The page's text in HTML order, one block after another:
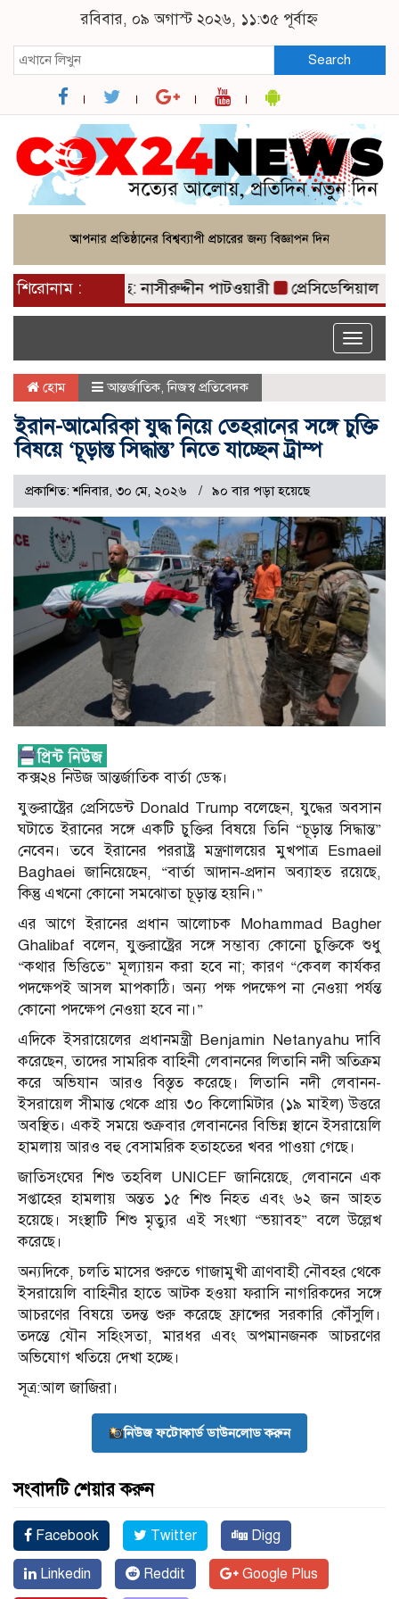
রবিবার, ০৯ অগাস্ট ২০২৬, ১১:৩৫ পূর্বাহ্ন
Search
শিরোনাম :
পাখা গজাইছে: নাসীরুদ্দীন পাটওয়ারী প্রেসিডেন্সিয়াল
Toggle
হোম আন্তর্জাতিক,নিজস্ব প্রতিবেদক
ইরান-আমেরিকা যুদ্ধ নিয়ে তেহরানের সঙ্গে চুক্তি
বিষয়ে ‘চূড়ান্ত সিদ্ধান্ত’ নিতে যাচ্ছেন ট্রাম্প
প্রকাশিত: শনিবার, ৩০ মে, ২০২৬ ৯০ বার পড়া হয়েছে
কক্স২৪ নিউজ আন্তর্জাতিক বার্তা ডেস্ক।
যুক্তরাষ্ট্রের প্রেসিডেন্ট Donald Trump বলেছেন, যুদ্ধের অবসান
ঘটাতে ইরানের সঙ্গে একটি চুক্তির বিষয়ে তিনি “চূড়ান্ত সিদ্ধান্ত”
নেবেন। তবে ইরানের পররাষ্ট্র মন্ত্রণালয়ের মুখপাত্র Esmaeil
Baghaei জানিয়েছেন, “বার্তা আদান-প্রদান অব্যাহত রয়েছে,
কিন্তু এখনো কোনো সমঝোতা চূড়ান্ত হয়নি।”
এর আগে ইরানের প্রধান আলোচক Mohammad Bagher
Ghalibaf বলেন, যুক্তরাষ্ট্রের সঙ্গে সম্ভাব্য কোনো চুক্তিকে শুধু
“কথার ভিত্তিতে” মূল্যায়ন করা হবে না; কারণ “কেবল কার্যকর
পদক্ষেপই আসল মাপকাঠি। অন্য পক্ষ পদক্ষেপ না নেওয়া পর্যন্ত
কোনো পদক্ষেপ নেওয়া হবে না।”
এদিকে ইসরায়েলের প্রধানমন্ত্রী Benjamin Netanyahu দাবি
করেছেন, তাদের সামরিক বাহিনী লেবাননের লিতানি নদী অতিক্রম
করে অভিযান আরও বিস্তৃত করেছে। লিতানি নদী লেবানন-
ইসরায়েল সীমান্ত থেকে প্রায় ৩০ কিলোমিটার (১৯ মাইল) উত্তরে
অবস্থিত। একই সময়ে শুক্রবার লেবাননের বিভিন্ন স্থানে ইসরায়েলি
হামলায় আরও বহু বেসামরিক হতাহতের খবর পাওয়া গেছে।
জাতিসংঘের শিশু তহবিল UNICEF জানিয়েছে, লেবাননে এক
সপ্তাহের হামলায় অন্তত ১৫ শিশু নিহত এবং ৬২ জন আহত
হয়েছে। সংস্থাটি শিশু মৃত্যুর এই সংখ্যা “ভয়াবহ” বলে উল্লেখ
করেছে।
অন্যদিকে, চলতি মাসের শুরুতে গাজামুখী ত্রাণবাহী নৌবহর থেকে
ইসরায়েলি বাহিনীর হাতে আটক হওয়া ফরাসি নাগরিকদের সঙ্গে
আচরণের বিষয়ে তদন্ত শুরু করেছে ফ্রান্সের সরকারি কৌঁসুলি।
তদন্তে যৌন সহিংসতা, মারধর এবং অপমানজনক আচরণের
অভিযোগ খতিয়ে দেখা হচ্ছে।
সূত্র:আল জাজিরা।
নিউজ ফটোকার্ড ডাউনলোড করুন
সংবাদটি শেয়ার করুন
Facebook Twitter Digg
Linkedin Reddit Google Plus